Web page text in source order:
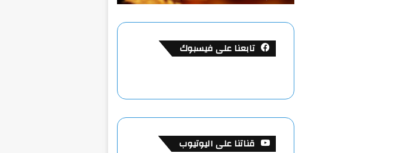
تابعنا على فيسبوك
قناتنا على اليوتيوب